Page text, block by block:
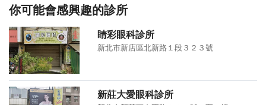
你可能會感興趣的診所
睛彩眼科診所
新北市新店區北新路１段３２３號
新莊大愛眼科診所